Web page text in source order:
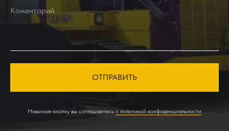
ОТПРАВИТЬ
Нажимая кнопку вы соглашаетесь с политикой конфиденциальности